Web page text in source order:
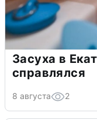
Засуха в
справлялся
8 августа 2